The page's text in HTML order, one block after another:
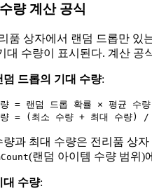
량 계산 공식
품 상자에서 랜덤 드롭만 있
대 수량이 표시된다. 계산 공
덤 드롭의 기대 수량:
량 = 랜덤 드롭 확률 × 평균 수량
량과 최대 수량은 전리품 상자
(랜덤 아이템 수량 범위)
대 수량: